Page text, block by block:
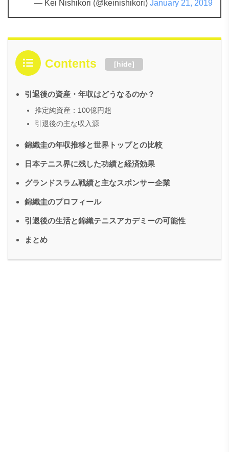
— Kei Nishikori (@keinishikori) January 21, 2019
Contents [hide]
引退後の資産・年収はどうなるのか？
推定純資産：100億円超
引退後の主な収入源
錦織圭の年収推移と世界トップとの比較
日本テニス界に残した功績と経済効果
グランドスラム戦績と主なスポンサー企業
錦織圭のプロフィール
引退後の生活と錦織テニスアカデミーの可能性
まとめ